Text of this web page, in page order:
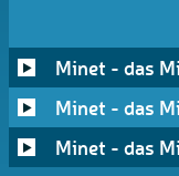
Minet - das
Minet - das
Minet - das